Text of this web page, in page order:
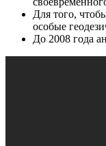
Для того,
особые
До 2008 года